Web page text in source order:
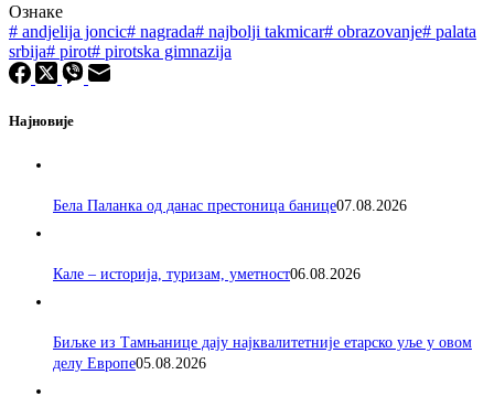
Ознаке
# andjelija joncic# nagrada# najbolji takmicar# obrazovanje# palata
srbija# pirot# pirotska gimnazija
Најновије
Бела Паланка од данас престоница банице07.08.2026
Кале – историја, туризам, уметност06.08.2026
Биљке из Тамњанице дају најквалитетније етарско уље у овом
делу Европе05.08.2026